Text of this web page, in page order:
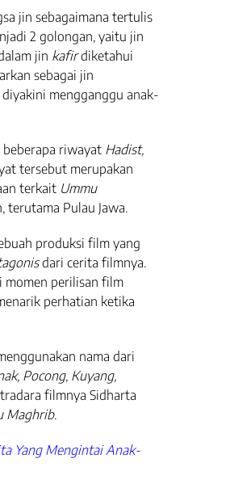
jin sebagaimana tertulis
2 golongan, yaitu jin
jin kafirdiketahui
sebagai jin
mengganggu anak-
riwayat Hadist,
tersebut merupakan
terkait Ummu
terutama Pulau Jawa.
produksi film yang
dari cerita filmnya.
momen perilisan film
perhatian ketika
nama dari
Pocong, Kuyang,
filmnya Sidharta
Maghrib.
Yang Mengintai Anak-